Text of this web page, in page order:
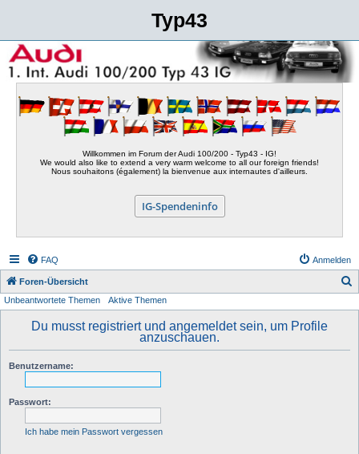
Typ43
Willkommen im Forum der Audi 100/200 - Typ43 - IG!
We would also like to extend a very warm welcome to all our foreign friends!
Nous souhaitons (également) la bienvenue aux internautes d'ailleurs.
IG-Spendeninfo
FAQ Anmelden
Foren-Übersicht
Unbeantwortete Themen Aktive Themen
Du musst registriert und angemeldet sein, um Profile
anzuschauen.
Benutzername:
Passwort:
Ich habe mein Passwort vergessen